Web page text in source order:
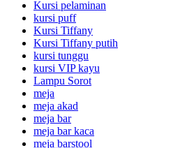
Kursi pelaminan
kursi puff
Kursi Tiffany
Kursi Tiffany putih
kursi tunggu
kursi VIP kayu
Lampu Sorot
meja
meja akad
meja bar
meja bar kaca
meja barstool